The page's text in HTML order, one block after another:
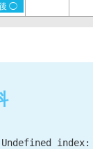
◯
index: